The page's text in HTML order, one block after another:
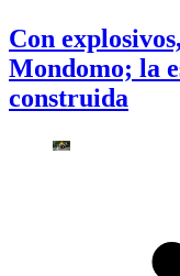
Con
Mondomo; la
construida